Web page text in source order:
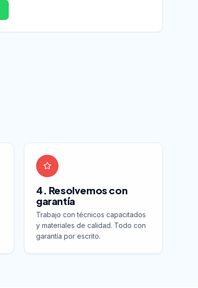
4. Resolvemos con
garantía
Trabajo con técnicos capacitados
y materiales de calidad. Todo con
garantía por escrito.